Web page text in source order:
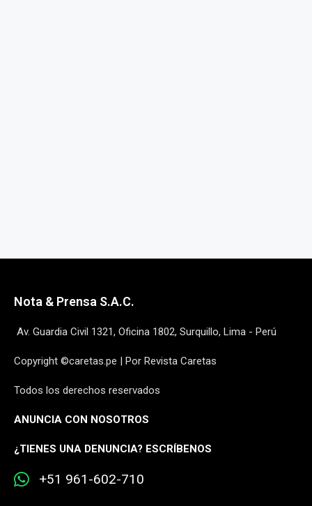
Nota & Prensa S.A.C.
Av. Guardia Civil 1321, Oficina 1802, Surquillo, Lima - Perú
Copyright ©caretas.pe | Por Revista Caretas
Todos los derechos reservados
ANUNCIA CON NOSOTROS
¿TIENES UNA DENUNCIA? ESCRÍBENOS
+51 961-602-710